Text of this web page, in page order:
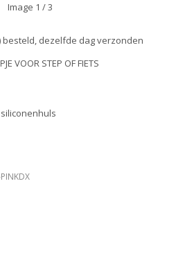
Image 1 / 3
besteld, dezelfde dag verzonden
VOOR STEP OF FIETS